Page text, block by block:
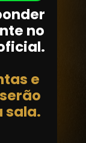
no
e
sala.